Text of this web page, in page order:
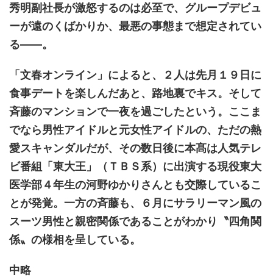
秀明副社長が激怒するのは必至で、グループデビュ
ーが遠のくばかりか、最悪の事態まで想定されてい
る――。
「文春オンライン」によると、２人は先月１９日に
食事デートを楽しんだあと、路地裏でキス。そして
斉藤のマンションで一夜を過ごしたという。ここま
でなら男性アイドルと元女性アイドルの、ただの熱
愛スキャンダルだが、その数日後に本髙は人気テレ
ビ番組「東大王」（ＴＢＳ系）に出演する現役東大
医学部４年生の河野ゆかりさんとも交際しているこ
とが発覚。一方の斉藤も、６月にサラリーマン風の
スーツ男性と親密関係であることがわかり〝四角関
係〟の様相を呈している。
中略